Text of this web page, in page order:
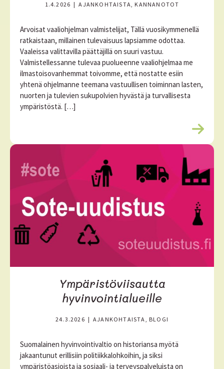
1.4.2026 | AJANKOHTAISTA, KANNANOTOT
Arvoisat vaaliohjelman valmistelijat, Tällä vuosikymmenellä
ratkaistaan, millainen tulevaisuus lapsiamme odottaa.
Vaaleissa valittavilla päättäjillä on suuri vastuu.
Valmistellessanne tulevaa puolueenne vaaliohjelmaa me
ilmastoisovanhemmat toivomme, että nostatte esiin
yhtenä ohjelmanne teemana vastuullisen toiminnan lasten,
nuorten ja tulevien sukupolvien hyvästä ja turvallisesta
ympäristöstä. […]
L
i
s
Ympäristöviisautta
hyvinvointialueille
24.3.2026 | AJANKOHTAISTA, BLOGI
Suomalainen hyvinvointivaltio on historiansa myötä
jakaantunut erillisiin politiikkalohkoihin, ja siksi
ympäristöasioista ja sosiaali- ja terveyspalveluista on